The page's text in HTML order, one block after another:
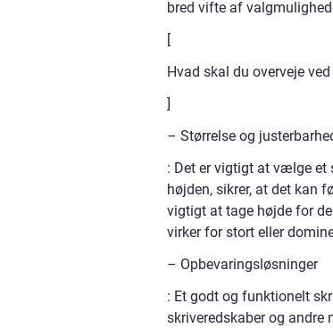
bred vifte af
[
Hvad skal du overveje
]
– Størrelse og
: Det er vigtigt at vælge et
højden, sikrer, at det kan
vigtigt at tage højde for
virker for stort eller
– Opbevaringsløsninger
: Et godt og funktionelt
skriveredskaber og andre